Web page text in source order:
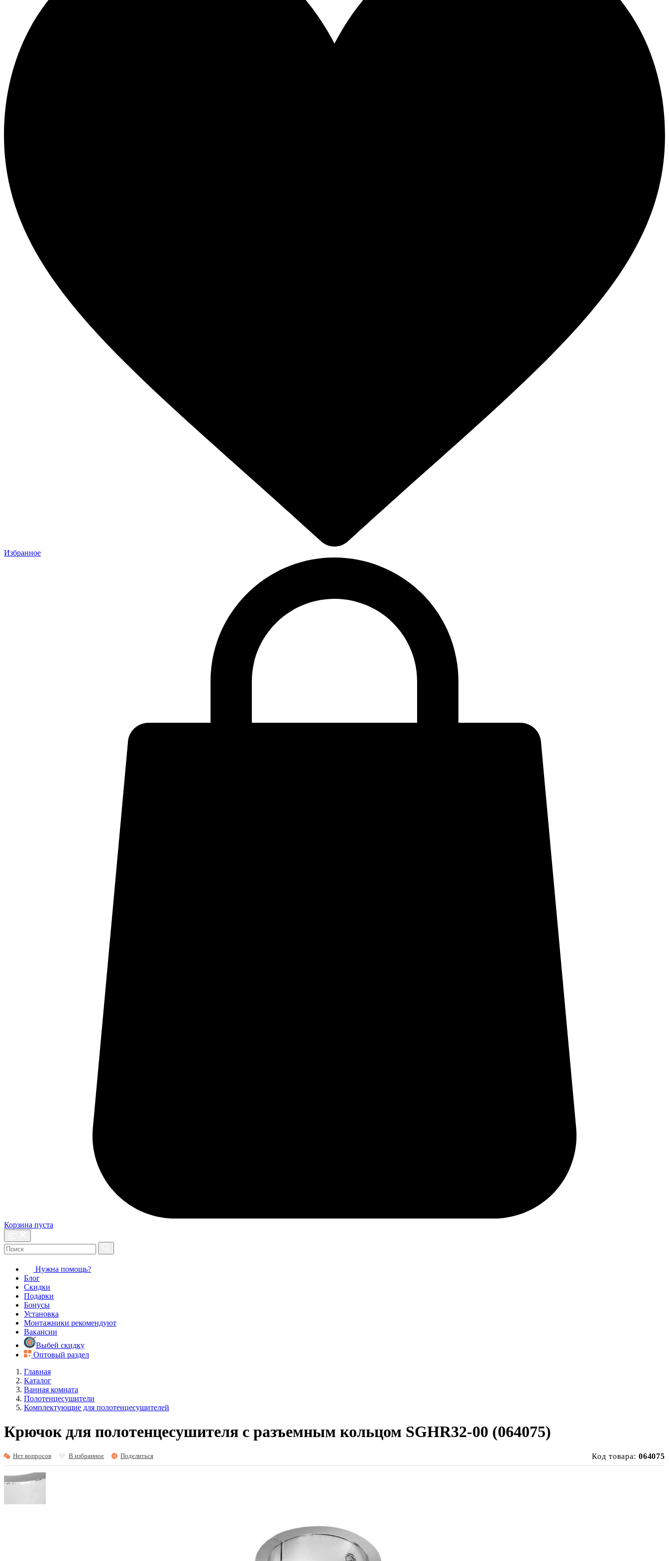
Избранное
Корзина пуста
Нужна помощь?
Блог
Скидки
Подарки
Бонусы
Установка
Монтажники рекомендуют
Вакансии
Выбей скидку
Оптовый раздел
Главная
Каталог
Ванная комната
Полотенцесушители
Комплектующие для полотенцесушителей
Крючок для полотенцесушителя с разъемным кольцом SGHR32-00 (064075)
Нет вопросов В избранное Поделиться Код товара: 064075